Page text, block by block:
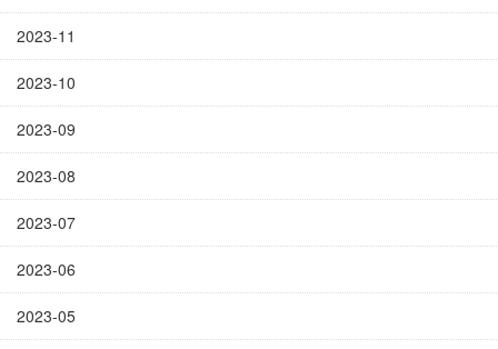
2023-11
2023-10
2023-09
2023-08
2023-07
2023-06
2023-05